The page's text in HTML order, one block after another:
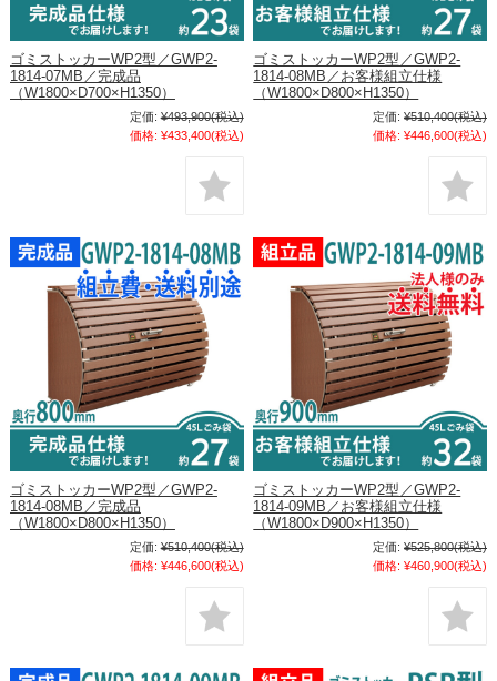
ゴミストッカーWP2型／GWP2-
1814-07MB／完成品
（W1800×D700×H1350）
定価: ¥493,900(税込)
価格: ¥433,400(税込)
ゴミストッカーWP2型／GWP2-
1814-08MB／お客様組立仕様
（W1800×D800×H1350）
定価: ¥510,400(税込)
価格: ¥446,600(税込)
ゴミストッカーWP2型／GWP2-
1814-08MB／完成品
（W1800×D800×H1350）
定価: ¥510,400(税込)
価格: ¥446,600(税込)
ゴミストッカーWP2型／GWP2-
1814-09MB／お客様組立仕様
（W1800×D900×H1350）
定価: ¥525,800(税込)
価格: ¥460,900(税込)